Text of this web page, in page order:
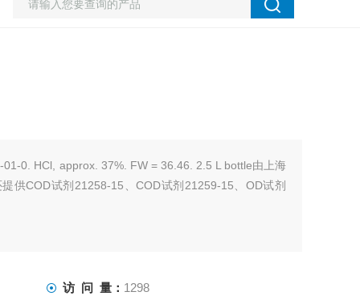
0. HCl, approx. 37%. FW = 36.46. 2.5 L bottle由上海
供COD试剂21258-15、COD试剂21259-15、OD试剂
访 问 量： 1298